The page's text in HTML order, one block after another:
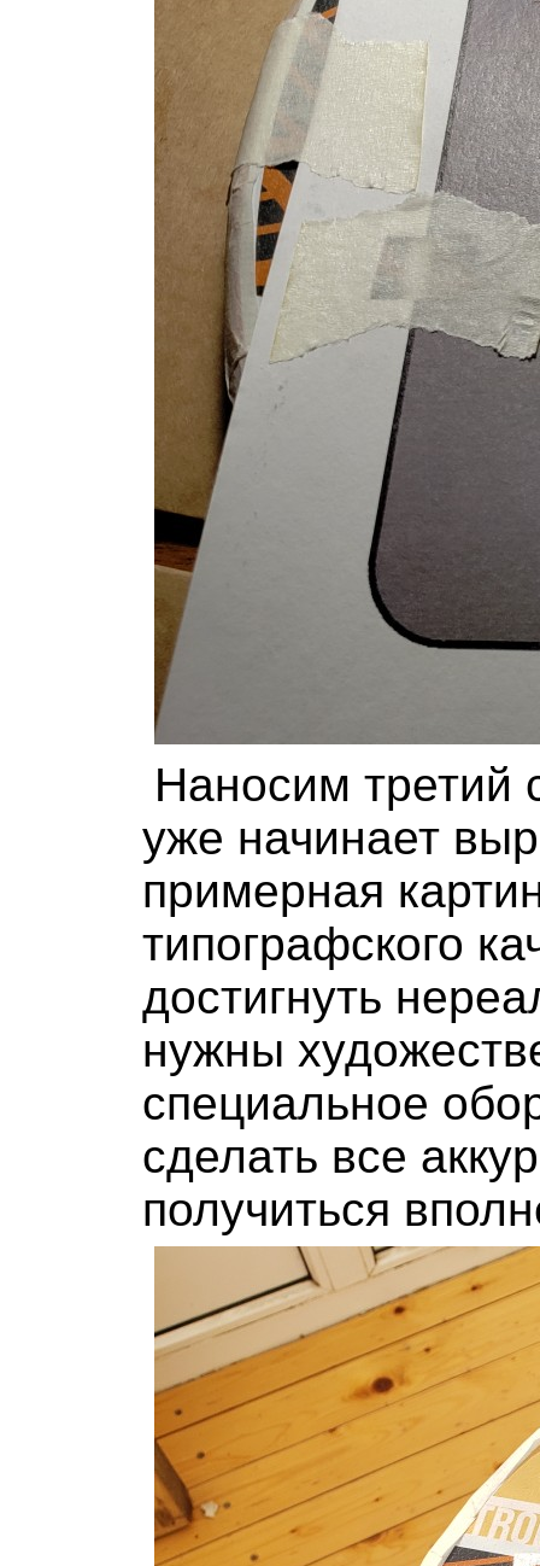
Наносим третий
уже начинает
примерная
типографского
достигнуть
нужны
специальное
сделать все
получиться